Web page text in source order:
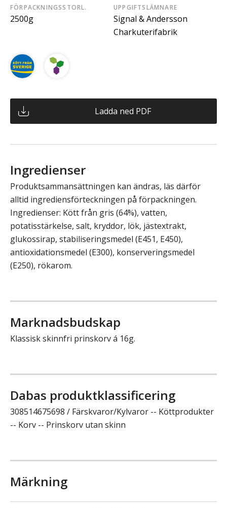
FÖRPACKNINGSSTORL.
2500g
UPPGIFTSLÄMNARE
Signal & Andersson
Charkuterifabrik
Ladda ned PDF
Ingredienser
Produktsammansättningen kan ändras, läs därför
alltid ingrediensförteckningen på förpackningen.
Ingredienser: Kött från gris (64%), vatten,
potatisstärkelse, salt, kryddor, lök, jästextrakt,
glukossirap, stabiliseringsmedel (E451, E450),
antioxidationsmedel (E300), konserveringsmedel
(E250), rökarom.
Marknadsbudskap
Klassisk skinnfri prinskorv á 16g.
Dabas produktklassificering
308514675698 / Färskvaror/Kylvaror -- Köttprodukter
-- Korv -- Prinskorv utan skinn
Märkning